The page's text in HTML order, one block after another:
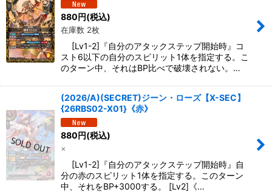
880円(税込)
在庫数 2枚
[Lv1-2]『自分のアタックステップ開始時』コ
スト6以下の自分のスピリット1体を指定する。こ
のターン中、それはBP比べで破壊されない。…
(2026/A)(SECRET)ジーン・ローズ【X-SEC】
{26RBS02-X01}《赤》
880円(税込)
×
[Lv1-2]『自分のアタックステップ開始時』自
分の赤のスピリット1体を指定する。このターン
中、それをBP+3000する。 [Lv2]《…